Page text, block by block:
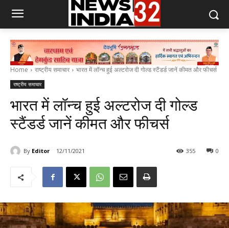
Home राष्ट्रीय समाचार भारत में लॉन्च हुई अल्टरोज दी गोल्ड स्टैंडर्ड जानें कीमत और फीचर्स
राष्ट्रीय समाचार
भारत में लॉन्च हुई अल्टरोज दी गोल्ड
स्टैंडर्ड जानें कीमत और फीचर्स
By Editor 12/11/2021 0
355